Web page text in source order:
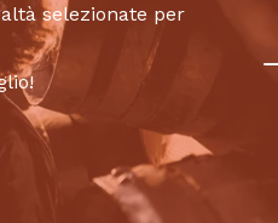
selezionate per